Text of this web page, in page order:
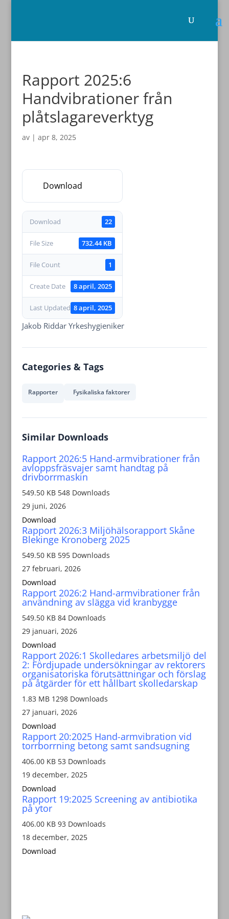
Rapport 2025:6
Handvibrationer från
plåtslagareverktyg
av | apr 8, 2025
Download
Download 22
File Size 732.44 KB
File Count 1
Create Date 8 april, 2025
Last Updated 8 april, 2025
Jakob Riddar Yrkeshygieniker
Categories & Tags
Rapporter Fysikaliska faktorer
Similar Downloads
Rapport 2026:5 Hand-armvibrationer från
avloppsfräsvajer samt handtag på
drivborrmaskin
549.50 KB 548 Downloads
29 juni, 2026
Download
Rapport 2026:3 Miljöhälsorapport Skåne
Blekinge Kronoberg 2025
549.50 KB 595 Downloads
27 februari, 2026
Download
Rapport 2026:2 Hand-armvibrationer från
användning av slägga vid kranbygge
549.50 KB 84 Downloads
29 januari, 2026
Download
Rapport 2026:1 Skolledares arbetsmiljö del
2: Fördjupade undersökningar av rektorers
organisatoriska förutsättningar och förslag
på åtgärder för ett hållbart skolledarskap
1.83 MB 1298 Downloads
27 januari, 2026
Download
Rapport 20:2025 Hand-armvibration vid
torrborrning betong samt sandsugning
406.00 KB 53 Downloads
19 december, 2025
Download
Rapport 19:2025 Screening av antibiotika
på ytor
406.00 KB 93 Downloads
18 december, 2025
Download